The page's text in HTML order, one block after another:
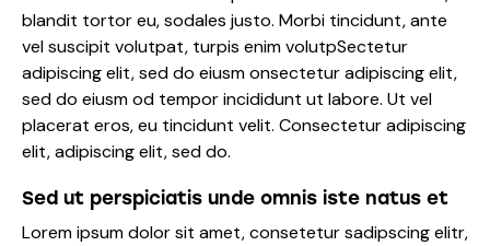
blandit tortor eu, sodales justo. Morbi tincidunt, ante
vel suscipit volutpat, turpis enim volutpSectetur
adipiscing elit, sed do eiusm onsectetur adipiscing elit,
sed do eiusm od tempor incididunt ut labore. Ut vel
placerat eros, eu tincidunt velit. Consectetur adipiscing
elit, adipiscing elit, sed do.
Sed ut perspiciatis unde omnis iste natus et
Lorem ipsum dolor sit amet, consetetur sadipscing elitr,